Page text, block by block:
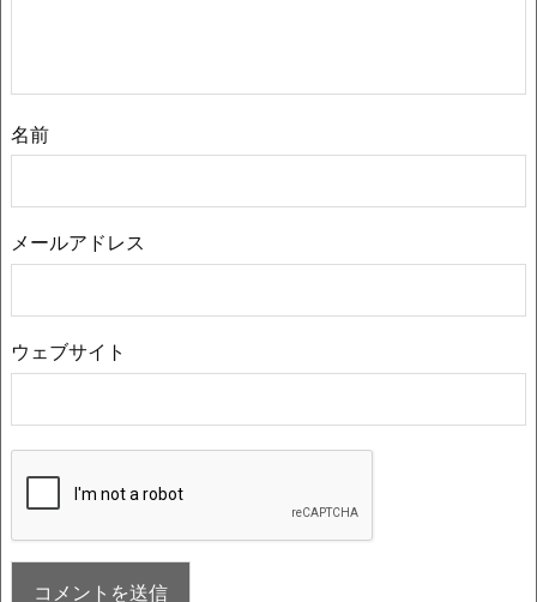
名前
メールアドレス
ウェブサイト